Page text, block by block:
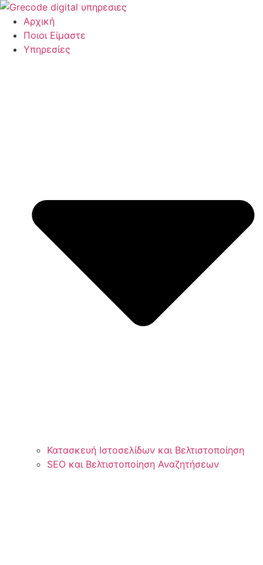
Μετάβαση
στο
περιεχόμενο
Αρχική
Ποιοι Είμαστε
Υπηρεσίες
Κατασκευή Ιστοσελίδων και Βελτιστοποίηση
SEO και Βελτιστοποίηση Αναζητήσεων